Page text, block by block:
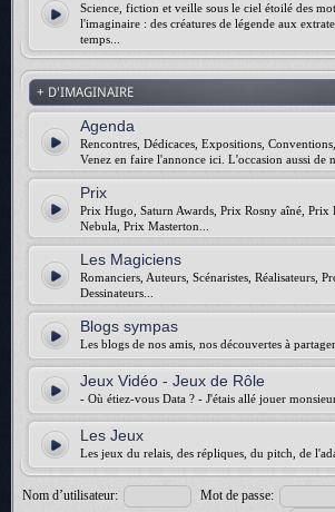
Science, fiction et veille sous le ciel étoilé des
l'imaginaire : des créatures de légende aux
temps...
+ D'IMAGINAIRE
Agenda
Rencontres, Dédicaces, Expositions, Conventions,
Venez en faire l'annonce ici. L'occasion aussi de
Prix
Prix Hugo, Saturn Awards, Prix Rosny aîné, Prix
Nebula, Prix Masterton...
Les Magiciens
Romanciers, Auteurs, Scénaristes, Réalisateurs,
Dessinateurs...
Blogs sympas
Les blogs de nos amis, nos découvertes à
Jeux Vidéo - Jeux de Rôle
- Où étiez-vous Data ? - J'étais allé jouer
Les Jeux
Les jeux du relais, des répliques, du pitch, de
Nom d’utilisateur: Mot de passe: